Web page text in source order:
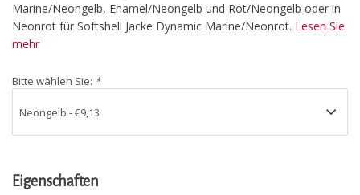
Marine/Neongelb, Enamel/Neongelb und Rot/Neongelb oder in
Neonrot für Softshell Jacke Dynamic Marine/Neonrot. Lesen Sie
mehr
Bitte wählen Sie: *
Eigenschaften